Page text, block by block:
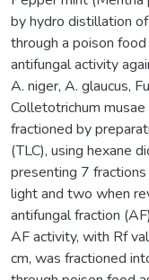
by hydro distillation
through a poison
antifungal activity
A. niger, A. glaucus,
Colletotrichum
fractioned by
(TLC), using hexane
presenting 7
light and two when
antifungal fraction
AF activity, with Rf
cm, was fractioned